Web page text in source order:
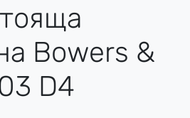
Bowers &
D4